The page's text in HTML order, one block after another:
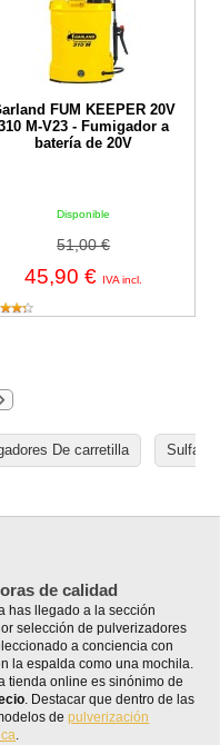
FUM KEEPER 20V
M-V23 - Fumigador a
batería de 20V
Disponible
51,00 €
45,90 € IVA incl.
De carretilla
de calidad
has llegado a la sección
selección de pulverizadores
a conciencia con
la espalda como una mochila.
tienda online es sinónimo de
. Destacar que dentro de las
depulverización
.